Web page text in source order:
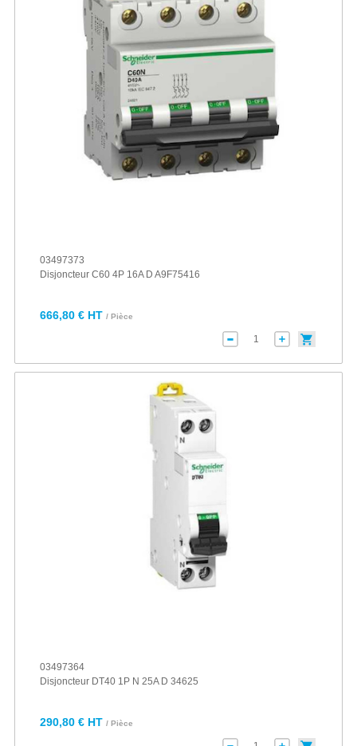
03497373
Disjoncteur C60 4P 16A D A9F75416
666,80 € HT / Pièce
03497364
Disjoncteur DT40 1P N 25A D 34625
290,80 € HT / Pièce